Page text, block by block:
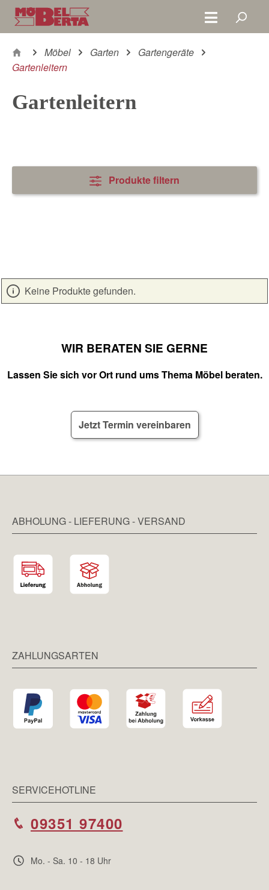
Zum Hauptinhalt springen
Möbel Garten
Gartengeräte
Gartenleitern
Gartenleitern
Produkte filtern
Keine Produkte gefunden.
WIR BERATEN SIE GERNE
Lassen Sie sich vor Ort rund ums Thema Möbel beraten.
Jetzt Termin vereinbaren
ABHOLUNG - LIEFERUNG - VERSAND
ZAHLUNGSARTEN
SERVICEHOTLINE
09351 97400
Mo. - Sa. 10 - 18 Uhr